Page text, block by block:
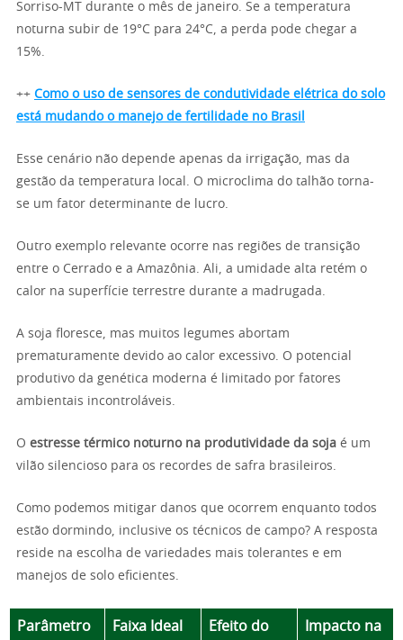
Sorriso-MT durante o mês de janeiro. Se a temperatura
noturna subir de 19°C para 24°C, a perda pode chegar a
15%.
++ Como o uso de sensores de condutividade elétrica do solo
está mudando o manejo de fertilidade no Brasil
Esse cenário não depende apenas da irrigação, mas da
gestão da temperatura local. O microclima do talhão torna-
se um fator determinante de lucro.
Outro exemplo relevante ocorre nas regiões de transição
entre o Cerrado e a Amazônia. Ali, a umidade alta retém o
calor na superfície terrestre durante a madrugada.
A soja floresce, mas muitos legumes abortam
prematuramente devido ao calor excessivo. O potencial
produtivo da genética moderna é limitado por fatores
ambientais incontroláveis.
O estresse térmico noturno na produtividade da soja é um
vilão silencioso para os recordes de safra brasileiros.
Como podemos mitigar danos que ocorrem enquanto todos
estão dormindo, inclusive os técnicos de campo? A resposta
reside na escolha de variedades mais tolerantes e em
manejos de solo eficientes.
Parâmetro
Faixa Ideal
Efeito do
Impacto na